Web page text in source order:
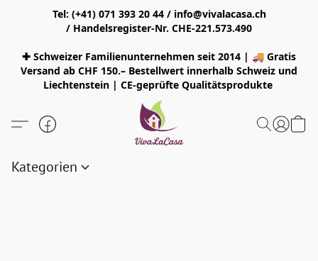
Tel: (+41) 071 393 20 44 / info@vivalacasa.ch
/ Handelsregister-Nr. CHE-221.573.490
✚ Schweizer Familienunternehmen seit 2014 | 🚚 Gratis
Versand ab CHF 150.– Bestellwert innerhalb Schweiz und
Liechtenstein | CE-geprüfte Qualitätsprodukte
Kategorien